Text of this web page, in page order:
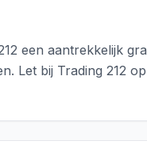
een aantrekkelijk
Let bij Trading 212